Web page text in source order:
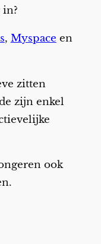
, Myspace en
zitten
zijn enkel
ook